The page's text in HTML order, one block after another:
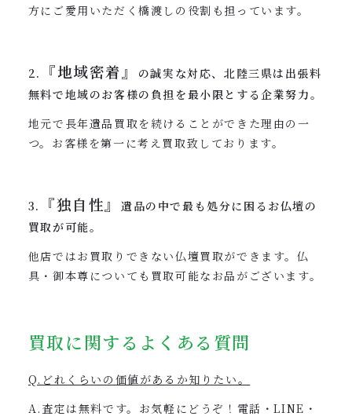
方にご愛用いただく橋渡しの役割も担っています。
2. 『地域密着』
の誠実な対応、北陸三県は出張料
無料で地域のお客様の負担を最小限とする企業努力。
地元で長年遺品買取を続けることができた理由の一
つ。お客様を第一に考え買取致しております。
3. 『独自性』遺品の中で最も処分に困るお仏壇の
買取が可能。
他店ではお買取りできない仏壇買取ができます。仏
具・御本尊についても買取可能なお品がございます。
買取に関するよくある質問
Q.どれくらいの価値があるか知りたい。
A.査定は無料です。お気軽にどうぞ！電話・LINE・